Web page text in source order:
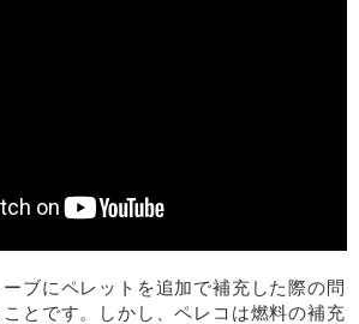
ブにペレットを追加で補充した際の問
とです。しかし、ペレコは燃料の補充